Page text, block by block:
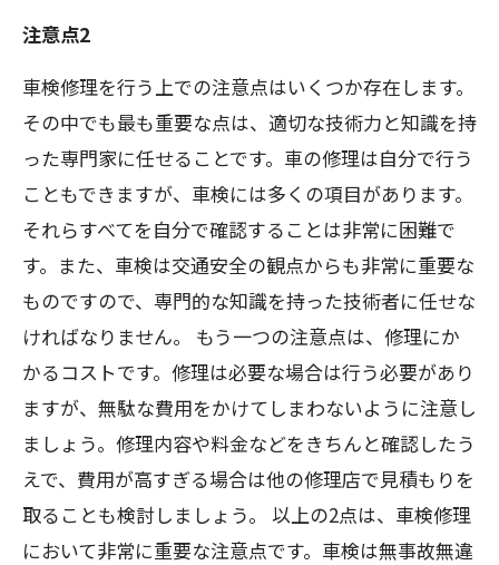
注意点2
車検修理を行う上での注意点はいくつか存在します。
その中でも最も重要な点は、適切な技術力と知識を持
った専門家に任せることです。車の修理は自分で行う
こともできますが、車検には多くの項目があります。
それらすべてを自分で確認することは非常に困難で
す。また、車検は交通安全の観点からも非常に重要な
ものですので、専門的な知識を持った技術者に任せな
ければなりません。 もう一つの注意点は、修理にか
かるコストです。修理は必要な場合は行う必要があり
ますが、無駄な費用をかけてしまわないように注意し
ましょう。修理内容や料金などをきちんと確認したう
えで、費用が高すぎる場合は他の修理店で見積もりを
取ることも検討しましょう。 以上の2点は、車検修理
において非常に重要な注意点です。車検は無事故無違